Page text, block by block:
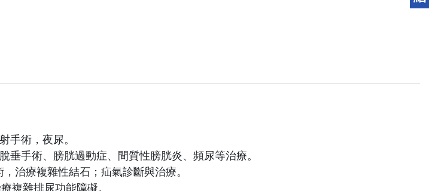
手術，夜尿。
垂手術、膀胱過動症、間質性膀胱炎、頻尿等治療。
治療複雜性結石；疝氣診斷與治療。
複雜排尿功能障礙。